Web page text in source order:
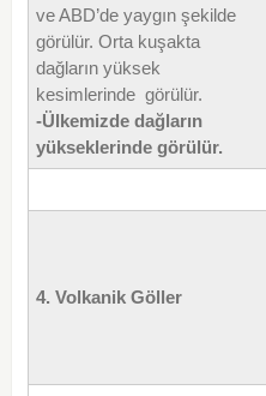
ve ABD’de yaygın şekilde
görülür. Orta kuşakta
dağların yüksek
kesimlerinde görülür.
-Ülkemizde dağların
yükseklerinde görülür.
4. Volkanik Göller